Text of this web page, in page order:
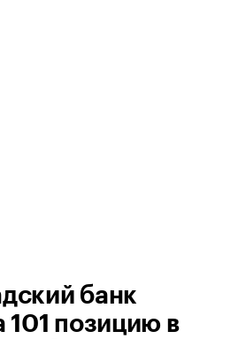
банк
101 позицию в